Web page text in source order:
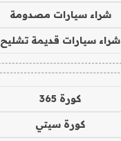
شراء سيارات مصدومة
شراء سيارات قديمة تشليح
كورة 365
كورة سيتي